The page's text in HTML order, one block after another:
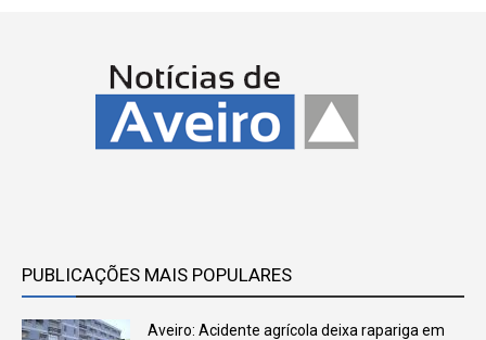
PUBLICAÇÕES MAIS POPULARES
Aveiro: Acidente agrícola deixa rapariga em